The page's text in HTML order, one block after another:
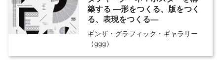
築する ―形をつくる、版をつく
る、表現をつくる―
ギンザ・グラフィック・ギャラリー
（ggg）